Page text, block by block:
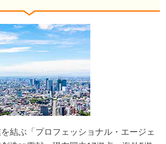
結ぶ「プロフェッショナル・エージェ